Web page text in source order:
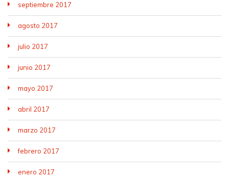
septiembre 2017
agosto 2017
julio 2017
junio 2017
mayo 2017
abril 2017
marzo 2017
febrero 2017
enero 2017